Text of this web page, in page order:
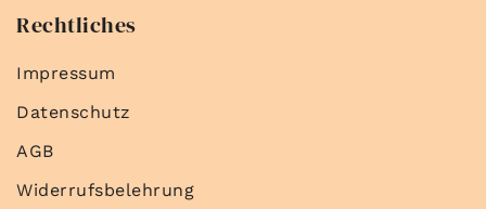
Rechtliches
Impressum
Datenschutz
AGB
Widerrufsbelehrung